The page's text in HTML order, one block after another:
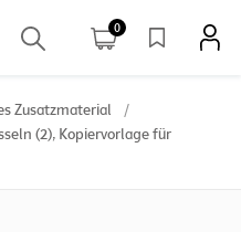
0
Zusatzmaterial
/
(2), Kopiervorlage für